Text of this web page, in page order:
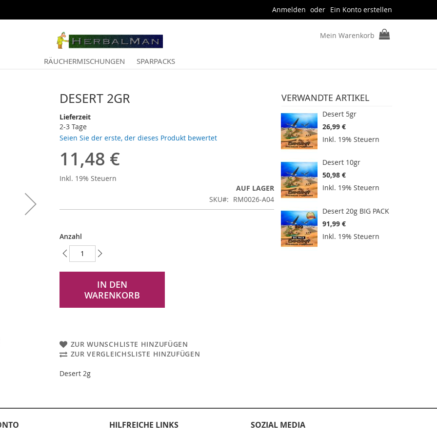
Anmelden Ein Konto erstellen
Mein Warenkorb
RÄUCHERMISCHUNGEN SPARPACKS
DESERT 2GR
Lieferzeit
2-3 Tage
Seien Sie der erste, der dieses Produkt bewertet
11,48 €
Inkl. 19% Steuern
AUF LAGER
SKU
RM0026-A04
Anzahl
IN DEN
WARENKORB
ZUR WUNSCHLISTE HINZUFÜGEN
ZUR VERGLEICHSLISTE HINZUFÜGEN
Desert 2g
VERWANDTE ARTIKEL
Desert 5gr
26,99 €
Inkl. 19% Steuern
Desert 10gr
50,98 €
Inkl. 19% Steuern
Desert 20g BIG PACK
91,99 €
Inkl. 19% Steuern
HILFREICHE LINKS SOZIAL MEDIA